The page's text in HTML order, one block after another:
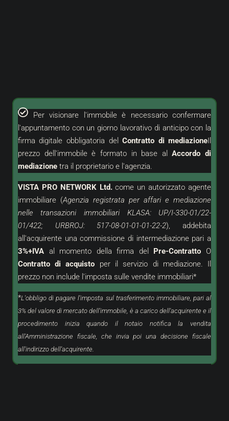
Per visionare l'immobile è necessario confermare
l'appuntamento con un giorno lavorativo di anticipo con la
firma digitale obbligatoria delContratto di mediazioneIl
prezzo dell'immobile è formato in base alAccordo di
mediazionetra il proprietario e l'agenzia.
VISTA PRO NETWORK Ltd.come unautorizzato agente
immobiliare (Agenzia registrata per affari e mediazione
nelle transazioni immobiliari KLASA: UP/I-330-01/22-
01/422; URBROJ: 517-08-01-01-01-22-2), addebita
all'acquirente una commissione di intermediazione pari a
3%+IVAal momento della firma del Pre-Contratto O
Contratto di acquisto per il servizio di mediazione. Il
prezzo non include l'imposta sulle vendite immobiliari*
*L'obbligo di pagare l'imposta sul trasferimento immobiliare, pari al
3% del valore di mercato dell'immobile, è a carico dell'acquirente e il
procedimento inizia quando il notaio notifica la vendita
all'Amministrazione fiscale, che invia poi una decisione fiscale
all'indirizzo dell'acquirente.